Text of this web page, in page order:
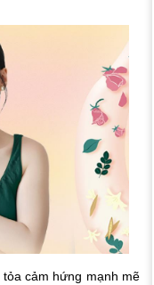
cảm hứng mạnh mẽ